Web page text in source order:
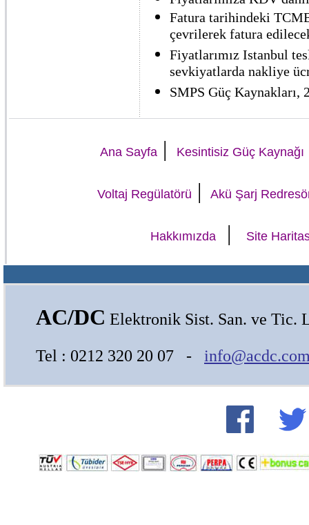
Fatura tarihindeki
çevrilerek fatura
Fiyatlarımız Istanbul
sevkiyatlarda nakliye
SMPS Güç
Ana Sayfa| Kesintisiz Güç Kaynağı
Voltaj Regülatörü | Akü Şarj
Hakkımızda| Site
AC/DC Elektronik Sist. San. ve Tic.
Tel : 0212 320 20 07 -